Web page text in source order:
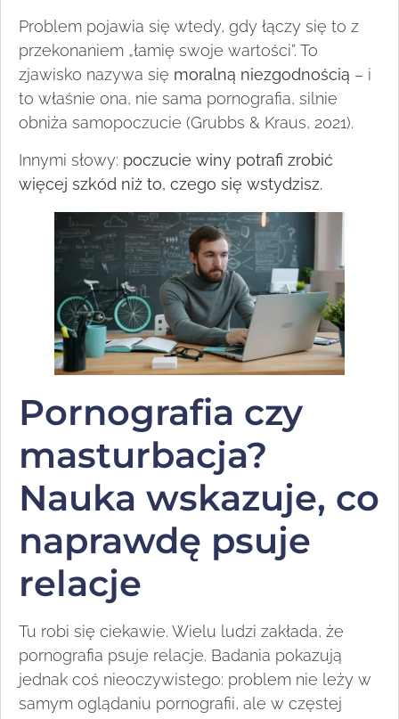
Problem pojawia się wtedy, gdy łączy się to z
przekonaniem „łamię swoje wartości”. To
zjawisko nazywa się moralną niezgodnością – i
to właśnie ona, nie sama pornografia, silnie
obniża samopoczucie (Grubbs & Kraus, 2021).
Innymi słowy: poczucie winy potrafi zrobić
więcej szkód niż to, czego się wstydzisz.
Pornografia czy
masturbacja?
Nauka wskazuje, co
naprawdę psuje
relacje
Tu robi się ciekawie. Wielu ludzi zakłada, że
pornografia psuje relacje. Badania pokazują
jednak coś nieoczywistego: problem nie leży w
samym oglądaniu pornografii, ale w częstej